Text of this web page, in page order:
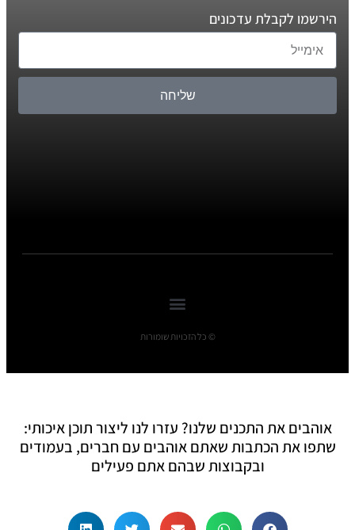
הירשמו לקבלת עדכונים
שליחה
© כל הזכויות שומורות
אוהבים את התכנים שלנו? עזרו לנו ליצור תוכן איכותי:
שתפו את הכתבות שאתם אוהבים עם חברים, בעמודים
ובקבוצות שבהם אתם פעילים